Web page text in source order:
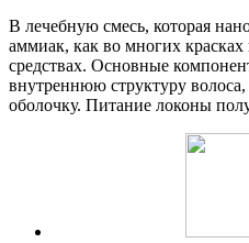
В лечебную смесь, которая
аммиак, как во многих
средствах. Основные
внутреннюю структуру
оболочку. Питание локоны